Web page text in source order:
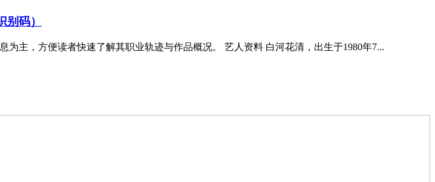
码）
主，方便读者快速了解其职业轨迹与作品概况。 艺人资料 白河花清，出生于1980年7...